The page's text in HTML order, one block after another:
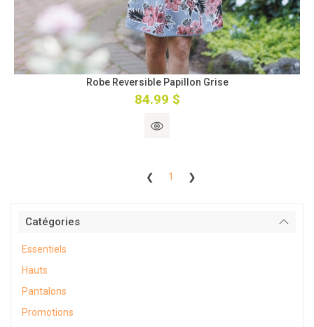
Catégories
Essentiels
Hauts
Pantalons
Promotions
Robe Reversible Papillon Grise
84.99 $
❮ 1 ❯